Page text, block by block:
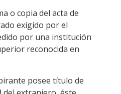
o copia del acta de
exigido por el
por una institución
reconocida en
posee título de